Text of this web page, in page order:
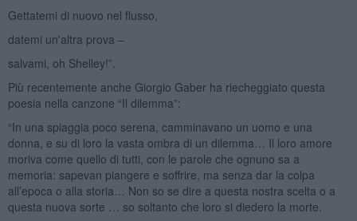
Gettatemi di nuovo nel flusso,
datemi un'altra prova –
salvami, oh Shelley!”.
Più recentemente anche Giorgio Gaber ha riecheggiato questa
poesia nella canzone “Il dilemma”:
“In una spiaggia poco serena, camminavano un uomo e una
donna, e su di loro la vasta ombra di un dilemma… Il loro amore
moriva come quello di tutti, con le parole che ognuno sa a
memoria: sapevan piangere e soffrire, ma senza dar la colpa
all’epoca o alla storia… Non so se dire a questa nostra scelta o a
questa nuova sorte … so soltanto che loro si diedero la morte.